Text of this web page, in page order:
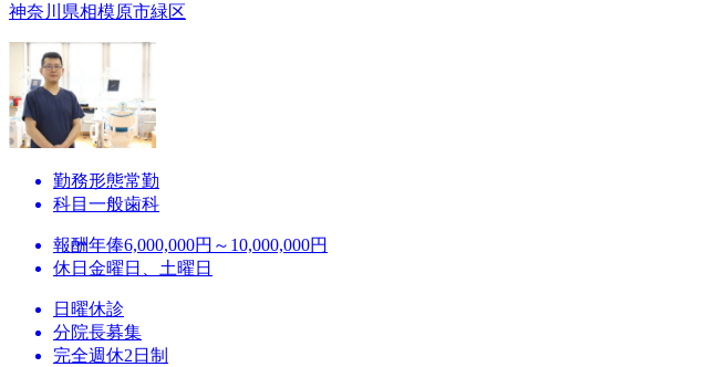
神奈川県相模原市緑区
勤務形態常勤
科目 一般歯科
報酬年俸6,000,000円～10,000,000円
休日 金曜日、土曜日
日曜休診
分院長募集
完全週休2日制